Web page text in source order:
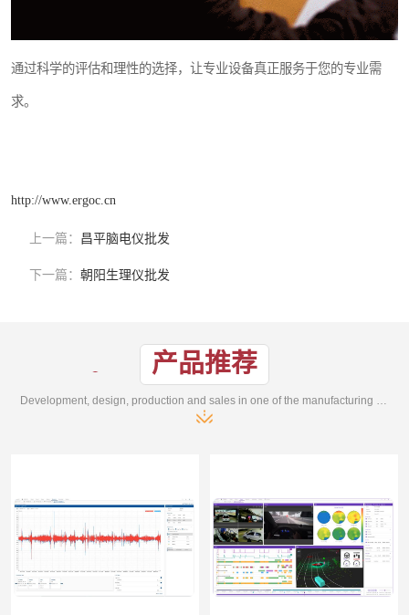
通过科学的评估和理性的选择，让专业设备真正服务于您的专业需
求。
http://www.ergoc.cn
上一篇： 昌平脑电仪批发
下一篇： 朝阳生理仪批发
产品推荐